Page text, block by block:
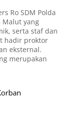
Ro SDM Polda
Malut yang
serta staf dan
hadir proktor
eksternal.
merupakan